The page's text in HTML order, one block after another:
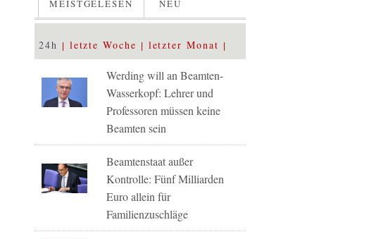
MEISTGELESEN NEU
24h letzte Woche letzter Monat
Werding will an Beamten-
Wasserkopf: Lehrer und
Professoren müssen keine
Beamten sein
Beamtenstaat außer
Kontrolle: Fünf Milliarden
Euro allein für
Familienzuschläge